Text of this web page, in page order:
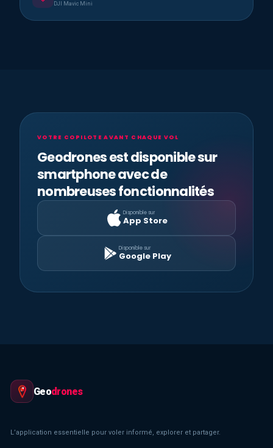
DJI Mavic Mini
VOTRE COPILOTE AVANT CHAQUE VOL
Geodrones est disponible sur
smartphone avec de
nombreuses fonctionnalités
Disponible sur
App Store
Disponible sur
Google Play
Geodrones
L’application essentielle pour voler informé, explorer et partager.